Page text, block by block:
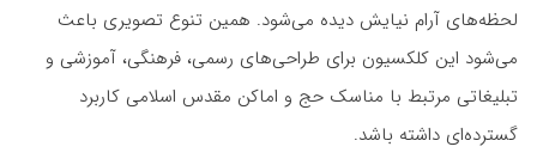
لحظه‌های آرام نیایش دیده می‌شود. همین تنوع تصویری باعث
می‌شود این کلکسیون برای طراحی‌های رسمی، فرهنگی، آموزشی و
تبلیغاتی مرتبط با مناسک حج و اماکن مقدس اسلامی کاربرد
گسترده‌ای داشته باشد.